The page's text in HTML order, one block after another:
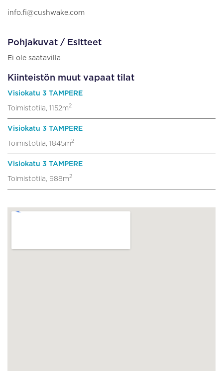
info.fi@cushwake.com
Pohjakuvat / Esitteet
Ei ole saatavilla
Kiinteistön muut vapaat tilat
Visiokatu 3 TAMPERE
Toimistotila, 1152m2
Visiokatu 3 TAMPERE
Toimistotila, 1845m2
Visiokatu 3 TAMPERE
Toimistotila, 988m2